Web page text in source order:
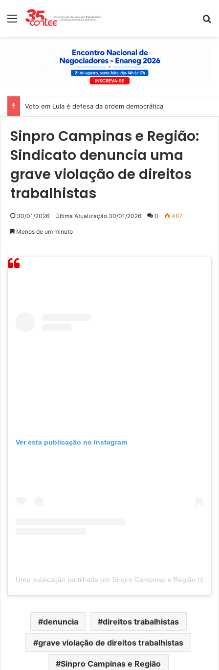
Menu
Voto em Lula é defesa da ordem democrática
Sinpro Campinas e Região:
Sindicato denuncia uma
grave violação de direitos
trabalhistas
30/01/2026 Última Atualização 30/01/2026 0 487
Menos de um minuto
Ver esta publicação no Instagram
Uma publicação partilhada por Sinpro Campinas e Região
denuncia direitos trabalhistas
grave violação de direitos trabalhistas
Sinpro Campinas e Região